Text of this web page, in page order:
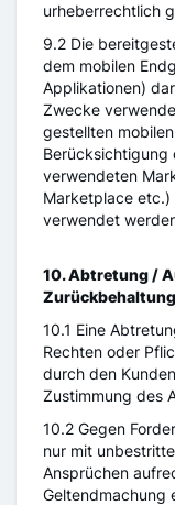
urheberrechtlich
9.2 Die
dem mobilen
Applikationen)
Zwecke
gestellten
Berücksichtigung
verwendeten
Marketplace
verwendet
10. Abtretung /
10.1 Eine
Rechten oder
durch den
Zustimmung des
10.2 Gegen
nur mit
Ansprüchen
Geltendmachung